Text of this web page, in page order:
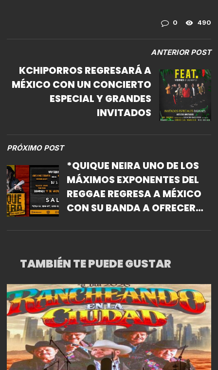
0 490
ANTERIOR POST
KCHIPORROS REGRESARÁ A
MÉXICO CON UN CONCIERTO
ESPECIAL Y GRANDES
INVITADOS
PRÓXIMO POST
*QUIQUE NEIRA UNO DE LOS
MÁXIMOS EXPONENTES DEL
REGGAE REGRESA A MÉXICO
CON SU BANDA A OFRECER
TAMBIÉN TE PUEDE GUSTAR